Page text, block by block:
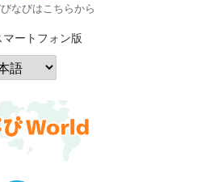
なびはこちらから
マートフォン版